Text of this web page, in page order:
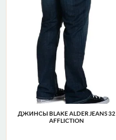
ДЖИНСЫ BLAKE ALDER JEANS 32
AFFLICTION